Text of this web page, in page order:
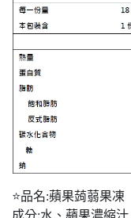
⭐品名:蘋果蒟蒻果凍
成分:水、蘋果濃縮